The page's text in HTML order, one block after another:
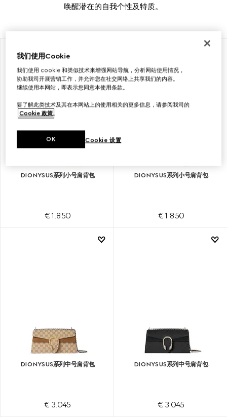
唤醒潜在的自我个性及特质。
DIONYSUS系列小号肩背包
€ 1.850
DIONYSUS系列小号肩背包
€ 1.850
DIONYSUS系列中号肩背包
€ 3.045
DIONYSUS系列中号肩背包
€ 3.045
我们使用Cookie
我们使用 cookie 和类似技术来增强网站导航，分析网站使用情况，
协助我司开展营销工作，并允许您在社交网络上共享我们的内容。
继续使用本网站，即表示您同意本使用条款。
要了解此类技术及其在本网站上的使用相关的更多信息，请参阅我司的
Cookie 政策。
Cookie 设置
OK